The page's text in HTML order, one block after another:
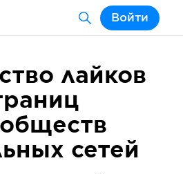
Войти
лайков
сетей